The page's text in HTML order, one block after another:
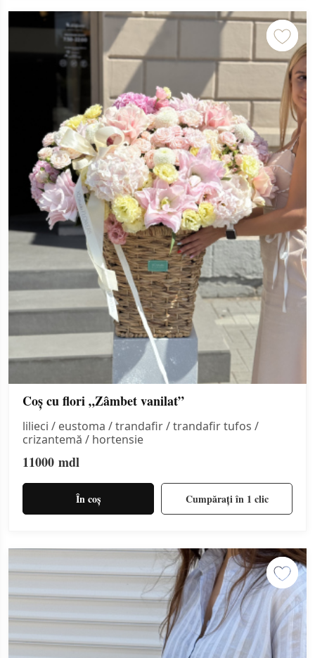
Coș cu flori „Zâmbet vanilat”
lilieci / eustoma / trandafir / trandafir tufos /
crizantemă / hortensie
11000 mdl
În coș Cumpărați în 1 clic